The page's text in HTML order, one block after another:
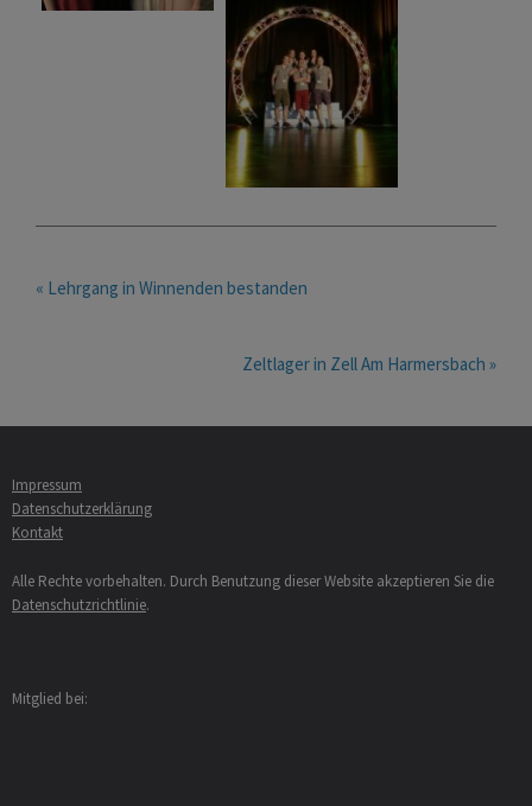
« Lehrgang in Winnenden bestanden
Zeltlager in Zell Am Harmersbach »
Impressum
Datenschutzerklärung
Kontakt
Alle Rechte vorbehalten. Durch Benutzung dieser Website akzeptieren Sie die
Datenschutzrichtlinie.
Mitglied bei: